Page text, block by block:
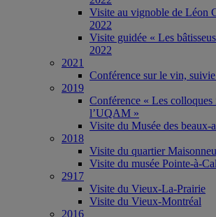
Visite au vignoble de Léon
2022
Visite guidée « Les
2022
2021
Conférence sur le vin,
2019
Conférence « Les
l’UQAM »
Visite du Musée des beaux-
2018
Visite du quartier
Visite du musée Pointe-à-
2917
Visite du Vieux-La-Prairie
Visite du Vieux-Montréal
2016